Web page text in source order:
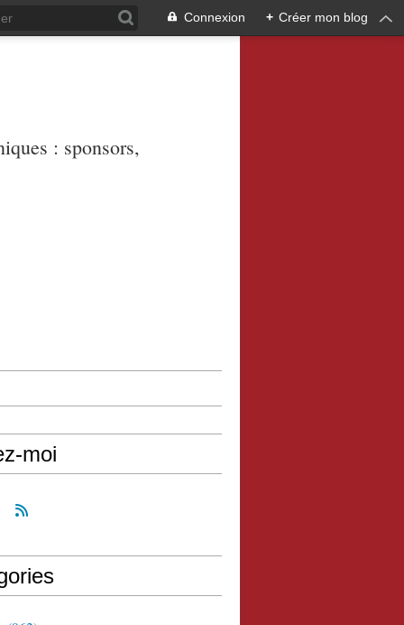
Connexion + Créer mon blog
: sponsors,
moi